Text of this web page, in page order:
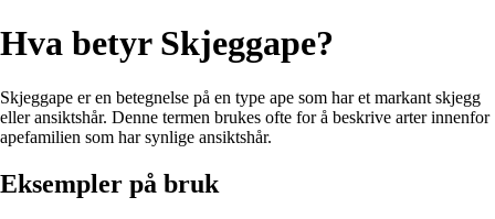
Hva betyr Skjeggape?
Skjeggape er en betegnelse på en type ape som har et markant skjegg
eller ansiktshår. Denne termen brukes ofte for å beskrive arter innenfor
apefamilien som har synlige ansiktshår.
Eksempler på bruk